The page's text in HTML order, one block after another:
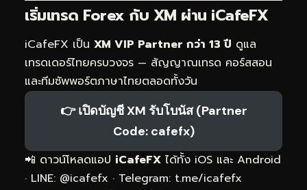
เริ่มเทรด Forex กับ XM ผ่าน iCafeFX
iCafeFX เป็น XM VIP Partner กว่า 13 ปี ดูแล
เทรดเดอร์ไทยครบวงจร — สัญญาณเทรด คอร์สสอน
และทีมซัพพอร์ตภาษาไทยตลอดทั้งวัน
👉 เปิดบัญชี XM รับโบนัส (Partner
Code: cafefx)
📲 ดาวน์โหลดแอป iCafeFX ได้ทั้ง iOS และ Android
· LINE: @icafefx · Telegram: t.me/icafefx